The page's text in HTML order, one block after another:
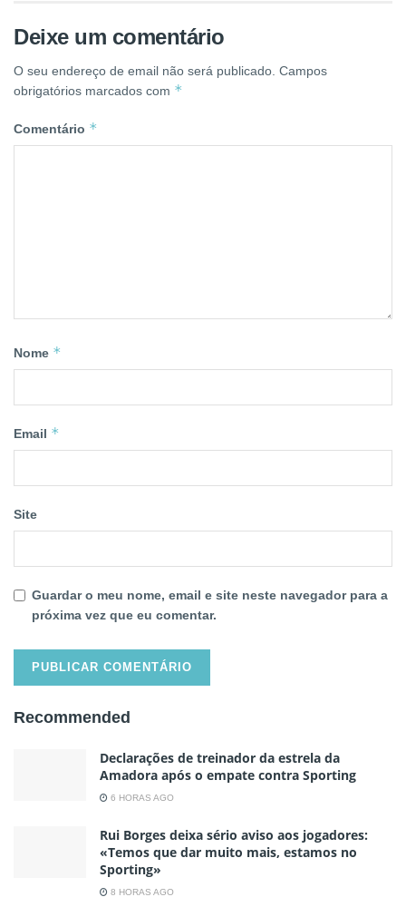
Deixe um comentário
O seu endereço de email não será publicado. Campos
obrigatórios marcados com *
Comentário *
Nome *
Email *
Site
Guardar o meu nome, email e site neste navegador para a
próxima vez que eu comentar.
Recommended
Declarações de treinador da estrela da
Amadora após o empate contra Sporting
6 HORAS AGO
Rui Borges deixa sério aviso aos jogadores:
«Temos que dar muito mais, estamos no
Sporting»
8 HORAS AGO